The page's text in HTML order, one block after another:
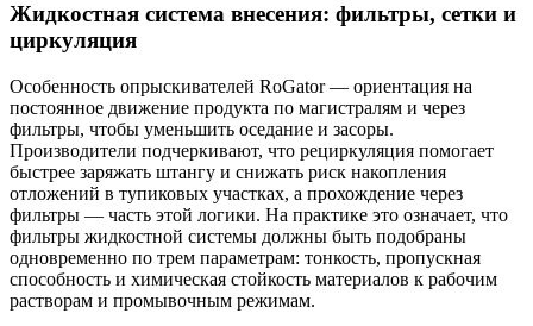
Жидкостная система внесения: фильтры, сетки и
циркуляция
Особенность опрыскивателей RoGator — ориентация на
постоянное движение продукта по магистралям и через
фильтры, чтобы уменьшить оседание и засоры.
Производители подчеркивают, что рециркуляция помогает
быстрее заряжать штангу и снижать риск накопления
отложений в тупиковых участках, а прохождение через
фильтры — часть этой логики. На практике это означает, что
фильтры жидкостной системы должны быть подобраны
одновременно по трем параметрам: тонкость, пропускная
способность и химическая стойкость материалов к рабочим
растворам и промывочным режимам.